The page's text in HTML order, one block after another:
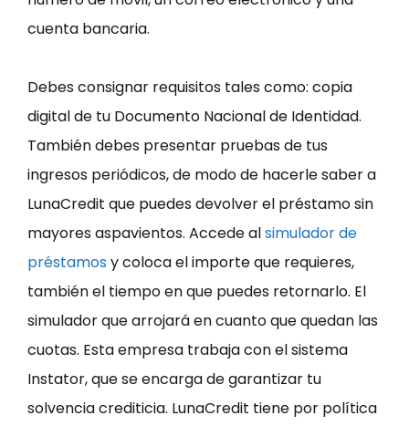
cuenta bancaria.
Debes consignar requisitos tales como: copia
digital de tu Documento Nacional de Identidad.
También debes presentar pruebas de tus
ingresos periódicos, de modo de hacerle saber a
LunaCredit que puedes devolver el préstamo sin
mayores aspavientos. Accede alsimulador de
préstamos y coloca el importe que requieres,
también el tiempo en que puedes retornarlo. El
simulador que arrojará en cuanto que quedan las
cuotas. Esta empresa trabaja con el sistema
Instator, que se encarga de garantizar tu
solvencia crediticia. LunaCredit tiene por política